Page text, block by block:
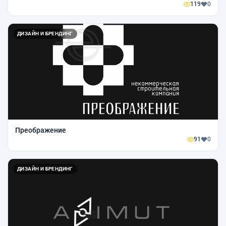
119 0
ДИЗАЙН И БРЕНДИНГ
Преображение
91 0
ДИЗАЙН И БРЕНДИНГ